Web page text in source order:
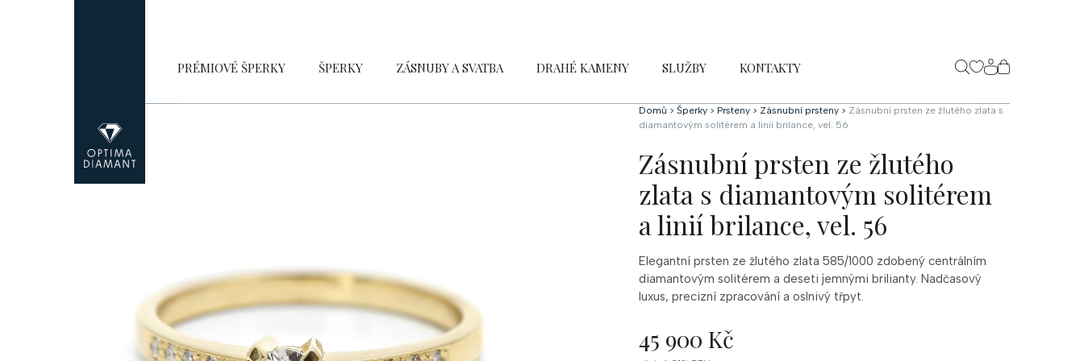
PRÉMIOVÉ ŠPERKY ŠPERKY ZÁSNUBY A SVATBA DRAHÉ KAMENY SLUŽBY KONTAKTY
NÁKUPNÍ
KOŠÍK
Domů > Šperky > Prsteny > Zásnubní prsteny > Zásnubní prsten ze žlutého zlata s
diamantovým solitérem a linií brilance, vel. 56
Zásnubní prsten ze žlutého
zlata s diamantovým solitérem
a linií brilance, vel. 56
Elegantní prsten ze žlutého zlata 585/1000 zdobený centrálním
diamantovým solitérem a deseti jemnými brilianty. Nadčasový
luxus, precizní zpracování a oslnivý třpyt.
45 900 Kč